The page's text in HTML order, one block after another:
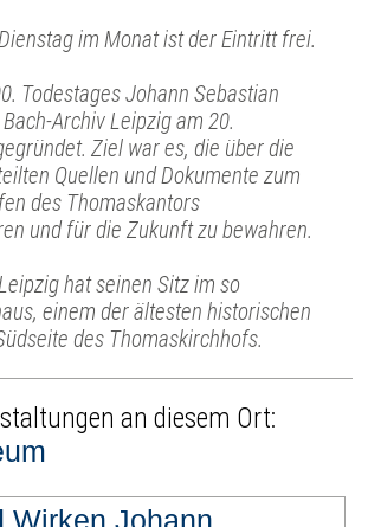
im Monat ist der Eintritt frei.
Todestages Johann Sebastian
Archiv Leipzig am 20.
Ziel war es, die über die
Quellen und Dokumente zum
des Thomaskantors
und für die Zukunft zu bewahren.
hat seinen Sitz im so
einem der ältesten historischen
des Thomaskirchhofs.
an diesem Ort:
Wirken Johann